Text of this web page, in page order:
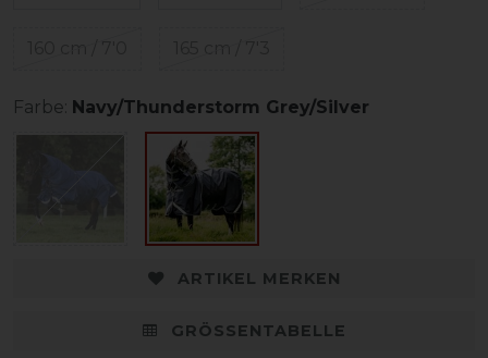
Farbe: Navy/Thunderstorm Grey/Silver
ARTIKEL MERKEN
GRÖSSENTABELLE